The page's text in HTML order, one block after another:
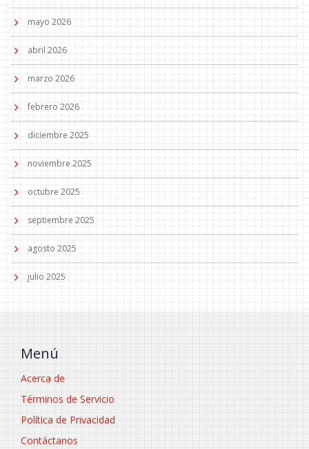
mayo 2026
abril 2026
marzo 2026
febrero 2026
diciembre 2025
noviembre 2025
octubre 2025
septiembre 2025
agosto 2025
julio 2025
Menú
Acerca de
Términos de Servicio
Política de Privacidad
Contáctanos